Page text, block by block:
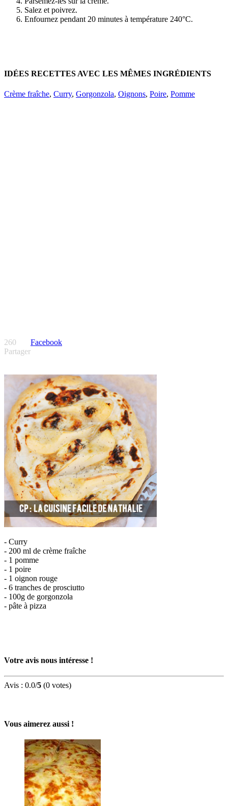
Salez et poivrez.
Enfournez pendant 20 minutes à température 240°C.
IDÉES RECETTES AVEC LES MÊMES INGRÉDIENTS
Crème fraîche, Curry, Gorgonzola, Oignons, Poire, Pomme
260
Partager
Facebook
- Curry
- 200 ml de crème fraîche
- 1 pomme
- 1 poire
- 1 oignon rouge
- 6 tranches de prosciutto
- 100g de gorgonzola
- pâte à pizza
Votre avis nous intéresse !
Avis : 0.0/5 (0 votes)
Vous aimerez aussi !